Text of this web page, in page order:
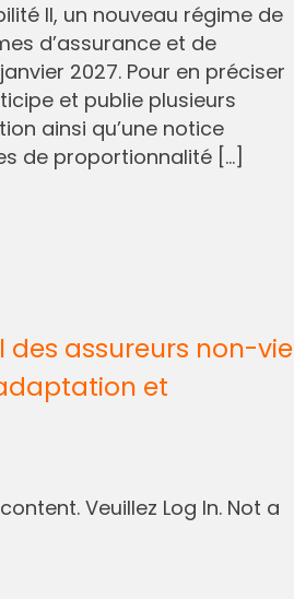
II, un nouveau régime de
d’assurance et de
2027. Pour en préciser
et publie plusieurs
ainsi qu’une notice
de proportionnalité […]
des assureurs non-vie
et
Veuillez Log In. Not a